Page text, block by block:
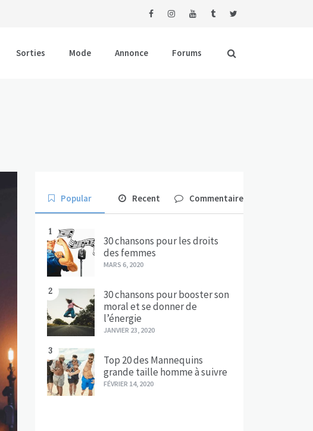
Sorties Mode Annonce Forums
Popular Recent Commentaire
1
30 chansons pour les droits
des femmes
MARS 6, 2020
2
30 chansons pour booster son
moral et se donner de
l’énergie
JANVIER 23, 2020
3
Top 20 des Mannequins
grande taille homme à suivre
FÉVRIER 14, 2020